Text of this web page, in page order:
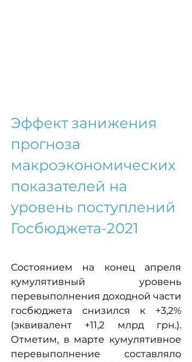
Эффект занижения
прогноза
макроэкономических
показателей на
уровень поступлений
Госбюджета-2021
Состоянием на конец апреля
кумулятивный уровень
перевыполнения доходной части
госбюджета снизился к +3,2%
(эквивалент +11,2 млрд грн.).
Отметим, в марте кумулятивное
перевыполнение составляло